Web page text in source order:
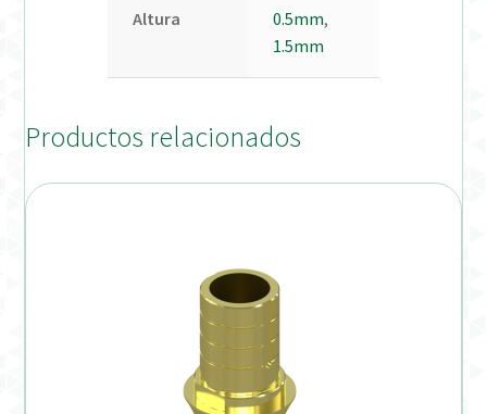
Altura 0.5mm,
1.5mm
Productos relacionados